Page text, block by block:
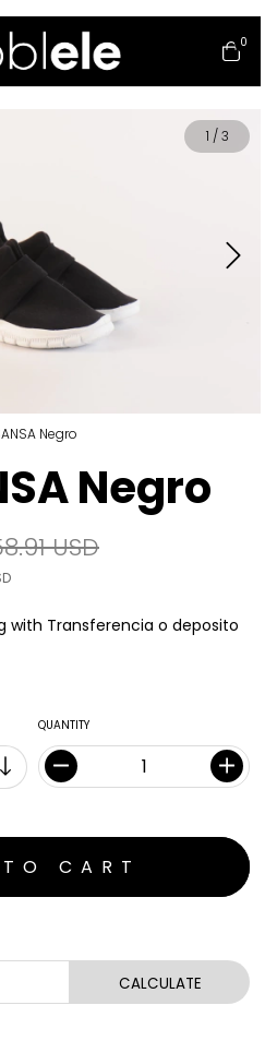
0
1 /3
Negro
Negro
USD
with Transferencia o deposito
QUANTITY
CALCULATE